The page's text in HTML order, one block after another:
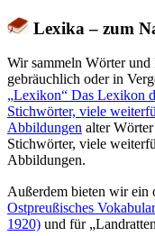
Lexika – zum
Wir sammeln Wörter
gebräuchlich oder in
Lexikon
Das Lexikon
Stichwörter, viele
Abbildungen alter
Stichwörter, viele
Abbildungen.
Außerdem bieten wir ein
Ostpreußisches
1920) und für Landratten